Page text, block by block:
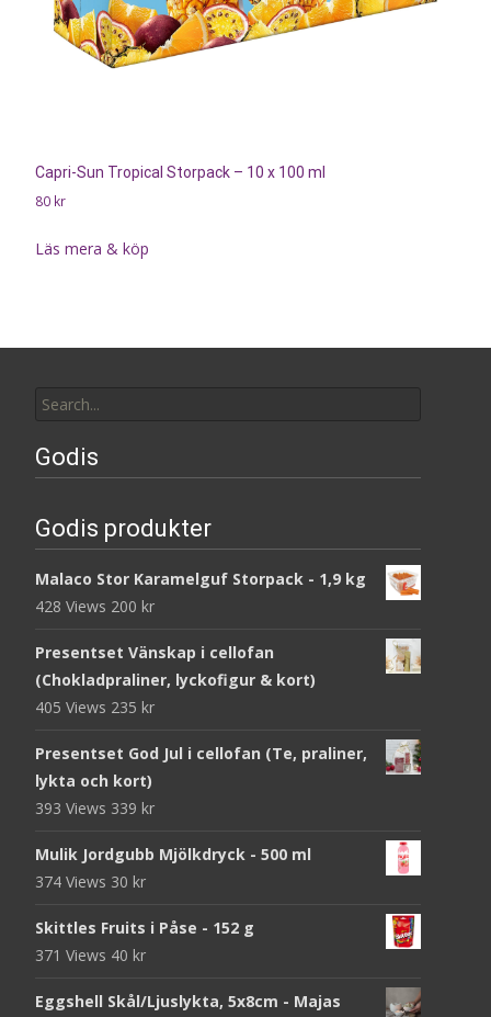
Capri-Sun Tropical Storpack – 10 x 100 ml
80 kr
Läs mera & köp
for:
Godis
Godis produkter
Malaco Stor Karamelguf Storpack - 1,9 kg
428 Views 200 kr
Presentset Vänskap i cellofan
(Chokladpraliner, lyckofigur & kort)
405 Views 235 kr
Presentset God Jul i cellofan (Te, praliner,
lykta och kort)
393 Views 339 kr
Mulik Jordgubb Mjölkdryck - 500 ml
374 Views 30 kr
Skittles Fruits i Påse - 152 g
371 Views 40 kr
Eggshell Skål/Ljuslykta, 5x8cm - Majas